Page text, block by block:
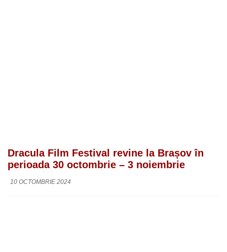
Dracula Film Festival revine la Brașov în
perioada 30 octombrie – 3 noiembrie
10 OCTOMBRIE 2024